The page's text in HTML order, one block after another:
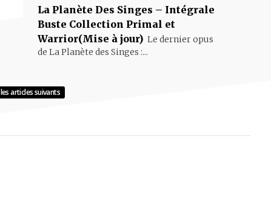
La Planète Des Singes – Intégrale
Buste Collection Primal et
Warrior(Mise à jour) Le dernier opus
de La Planète des Singes :...
les articles suivants